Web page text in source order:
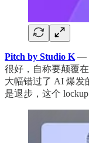
Pitch by Studio K —
很好，自称要颠覆
大幅错过了 AI 爆发
是退步，这个